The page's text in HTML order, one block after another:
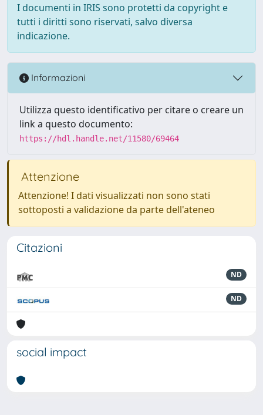
I documenti in IRIS sono protetti da copyright e
tutti i diritti sono riservati, salvo diversa
indicazione.
Informazioni
Utilizza questo identificativo per citare o creare un
link a questo documento:
https://hdl.handle.net/11580/69464
Attenzione
Attenzione! I dati visualizzati non sono stati
sottoposti a validazione da parte dell'ateneo
Citazioni
ND
ND
social impact